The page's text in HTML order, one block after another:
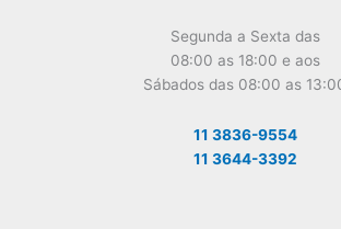
Segunda a Sexta das
08:00 as 18:00 e aos
Sábados das 08:00 as
11 3836-9554
11 3644-3392